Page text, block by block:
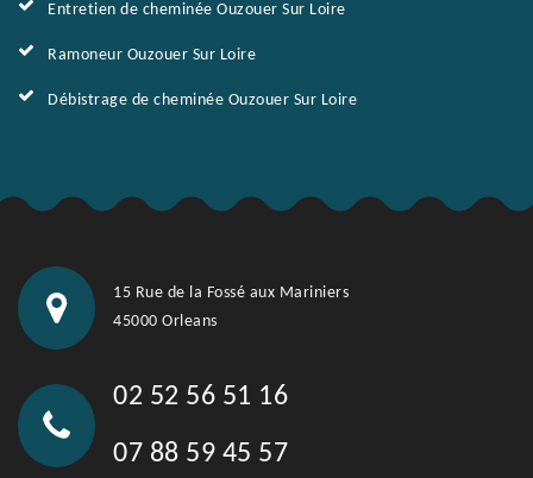
Entretien de cheminée Ouzouer Sur Loire
Ramoneur Ouzouer Sur Loire
Débistrage de cheminée Ouzouer Sur Loire
15 Rue de la Fossé aux Mariniers
45000 Orleans
02 52 56 51 16
07 88 59 45 57